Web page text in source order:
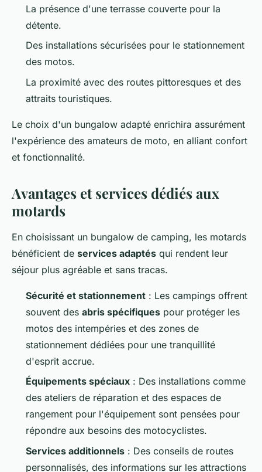
La présence d'une terrasse couverte pour la
détente.
Des installations sécurisées pour le stationnement
des motos.
La proximité avec des routes pittoresques et des
attraits touristiques.
Le choix d'un bungalow adapté enrichira assurément
l'expérience des amateurs de moto, en alliant confort
et fonctionnalité.
Avantages et services dédiés aux
motards
En choisissant un bungalow de camping, les motards
bénéficient de services adaptés qui rendent leur
séjour plus agréable et sans tracas.
Sécurité et stationnement : Les campings offrent
souvent des abris spécifiques pour protéger les
motos des intempéries et des zones de
stationnement dédiées pour une tranquillité
d'esprit accrue.
Équipements spéciaux : Des installations comme
des ateliers de réparation et des espaces de
rangement pour l'équipement sont pensées pour
répondre aux besoins des motocyclistes.
Services additionnels : Des conseils de routes
personnalisés, des informations sur les attractions